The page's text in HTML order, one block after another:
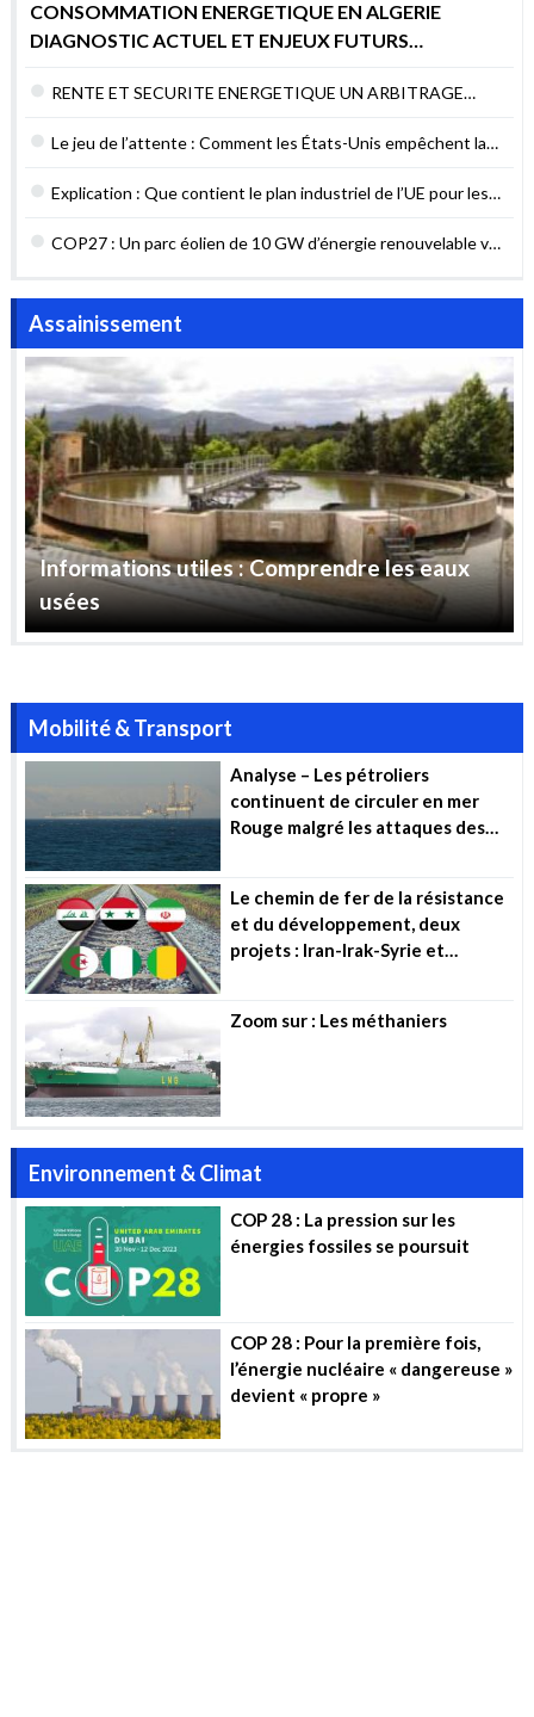
CONSOMMATION ENERGETIQUE EN ALGERIE
DIAGNOSTIC ACTUEL ET ENJEUX FUTURS
RENTE ET SECURITE ENERGETIQUE UN ARBITRAGE
Le jeu de l’attente : Comment les États-Unis empêchent la
Explication : Que contient le plan industriel de l’UE pour les
COP27 : Un parc éolien de 10 GW d’énergie renouvelable va
Assainissement
Informations utiles : Comprendre les eaux
usées
Mobilité & Transport
Analyse – Les pétroliers
continuent de circuler en mer
Rouge malgré les attaques des
Le chemin de fer de la résistance
et du développement, deux
projets : Iran-Irak-Syrie et
Zoom sur : Les méthaniers
Environnement & Climat
COP 28 : La pression sur les
énergies fossiles se poursuit
COP 28 : Pour la première fois,
l’énergie nucléaire « dangereuse »
devient « propre »